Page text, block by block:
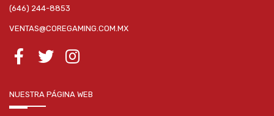
(646) 244-8853
VENTAS@COREGAMING.COM.MX
NUESTRA PÁGINA WEB